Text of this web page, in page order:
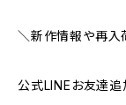
＼新作情報や再
公式LINEお友達追